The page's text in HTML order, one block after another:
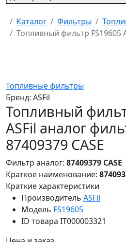
Главная
Каталог Фильтры
Топливный фильтр FS19605
Топливные фильтры
Бренд: ASFil
Топливный
ASFil аналог
87409379 CASE
Фильтр аналог: 87409379 CASE
Краткое наименование:
Краткие характеристики
Производитель ASFil
Модель FS19605
ID товара IT000003321